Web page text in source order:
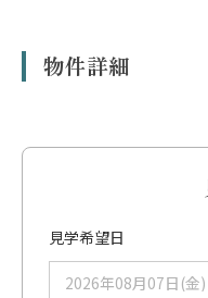
※物件の条件によってはローン
※借入にあたっては金融機関
す。
※管理費・修繕積立金は、管
途発生する場合があります。
※物件購入時には、仲介手数
料、印紙税等の「諸費用」が別
物件詳細
見学希望日